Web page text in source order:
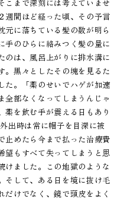
こまで深刻には考えていませ
週間ほど経った頃、その予言
元に落ちている髪の数が明ら
手のひらに絡みつく髪の量に
のは、風呂上がりに排水溝に
。黒々としたその塊を見るた
た。「薬のせいでハゲが加速
全部なくなってしまうんじゃ
薬を飲む手が震える日もあり
出時は常に帽子を目深に被
止めたら今まで払った治療費
望もすべて失ってしまうと思
けました。この地獄のような
そして、ある日を境に抜け毛
だけでなく、鏡で頭皮をよく